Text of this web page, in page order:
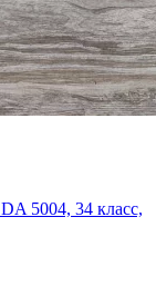
5004, 34 класс,